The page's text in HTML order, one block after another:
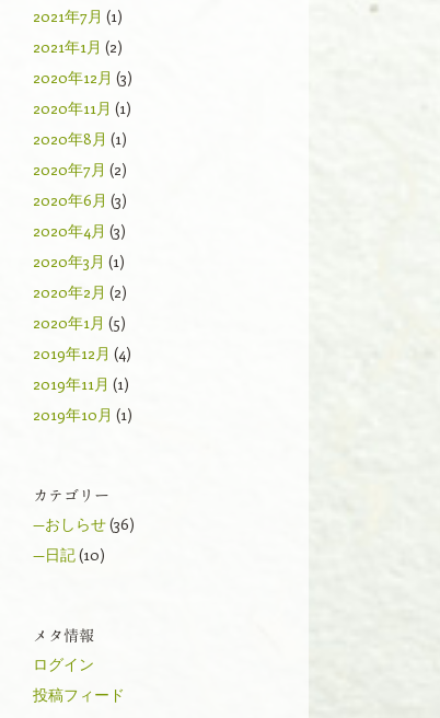
2021年7月 (1)
2021年1月 (2)
2020年12月 (3)
2020年11月 (1)
2020年8月 (1)
2020年7月 (2)
2020年6月 (3)
2020年4月 (3)
2020年3月 (1)
2020年2月 (2)
2020年1月 (5)
2019年12月 (4)
2019年11月 (1)
2019年10月 (1)
カテゴリー
—おしらせ(36)
—日記(10)
メタ情報
ログイン
投稿フィード